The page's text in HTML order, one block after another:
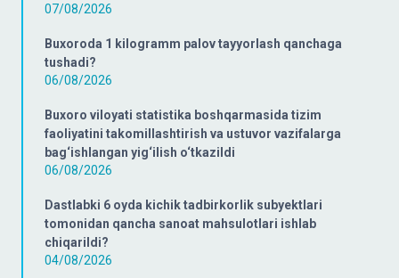
07/08/2026
Buxoroda 1 kilogramm palov tayyorlash qanchaga
tushadi?
06/08/2026
Buxoro viloyati statistika boshqarmasida tizim
faoliyatini takomillashtirish va ustuvor vazifalarga
bag‘ishlangan yig‘ilish o‘tkazildi
06/08/2026
Dastlabki 6 oyda kichik tadbirkorlik subyektlari
tomonidan qancha sanoat mahsulotlari ishlab
chiqarildi?
04/08/2026